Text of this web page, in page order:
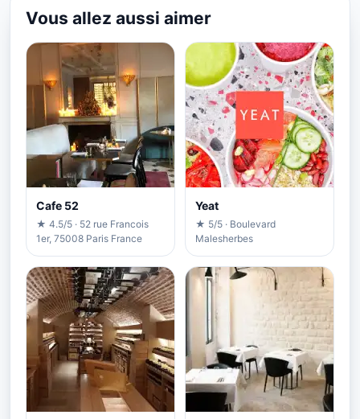
Vous allez aussi aimer
Cafe 52
★ 4.5/5 · 52 rue Francois
1er, 75008 Paris France
Yeat
★ 5/5 · Boulevard
Malesherbes